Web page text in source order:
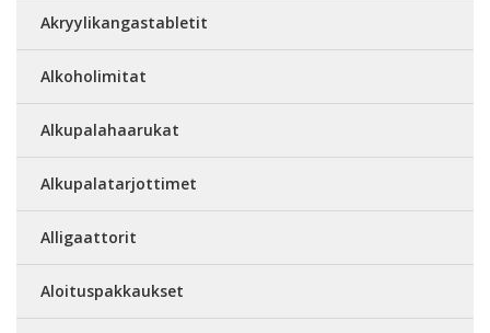
Akryylikangastabletit
Alkoholimitat
Alkupalahaarukat
Alkupalatarjottimet
Alligaattorit
Aloituspakkaukset